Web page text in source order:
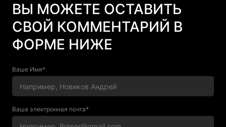
ВЫ МОЖЕТЕ ОСТАВИТЬ
СВОЙ КОММЕНТАРИЙ В
ФОРМЕ НИЖЕ
Ваше Имя*
Ваша электронная почта*